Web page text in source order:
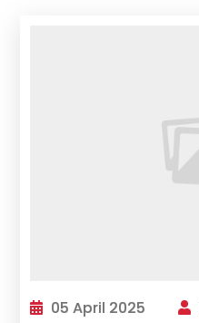
05 April 2025